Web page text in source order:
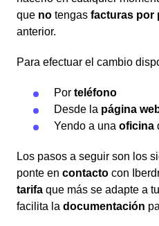
que no tengas facturas por
anterior.
Para efectuar el cambio
Por teléfono
Desde la página
Yendo a una oficina
Los pasos a seguir son los
ponte en contacto con
tarifa que más se adapte a
facilita la documentación